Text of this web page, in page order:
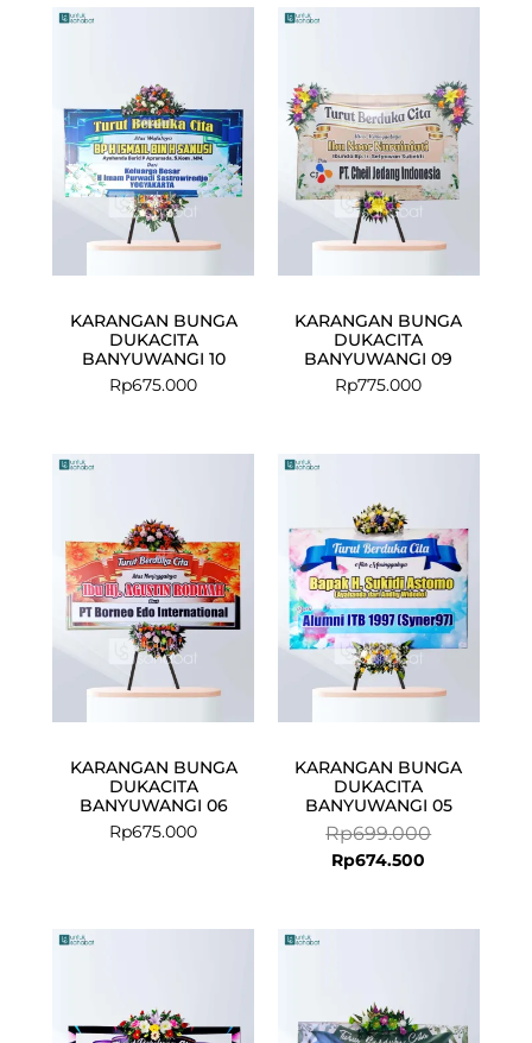
KARANGAN BUNGA
DUKACITA
BANYUWANGI 10
Rp675.000
KARANGAN BUNGA
DUKACITA
BANYUWANGI 09
Rp775.000
KARANGAN BUNGA
DUKACITA
BANYUWANGI 06
Rp675.000
KARANGAN BUNGA
DUKACITA
BANYUWANGI 05
Rp699.000
Rp699.000.
Rp674.500
Rp674.500.